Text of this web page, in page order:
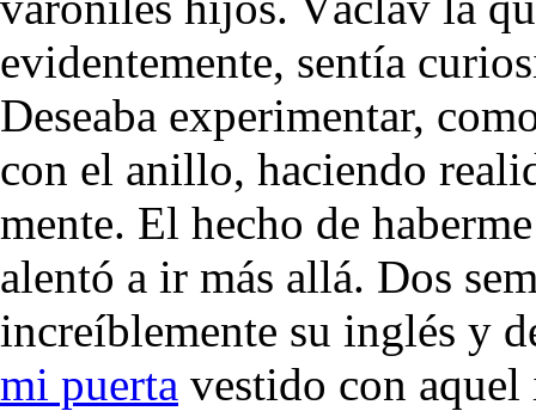
evidentemente, sentía
Deseaba experimentar,
con el anillo, haciendo
mente. El hecho de
alentó a ir más allá. Dos
increíblemente su inglés y
mi puerta vestido con